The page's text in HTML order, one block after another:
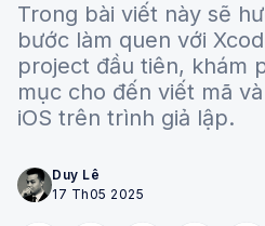
Trong bài viết này sẽ
bước làm quen với
project đầu tiên, khám
mục cho đến viết mã
iOS trên trình giả lập.
Duy Lê
17 Th05 2025